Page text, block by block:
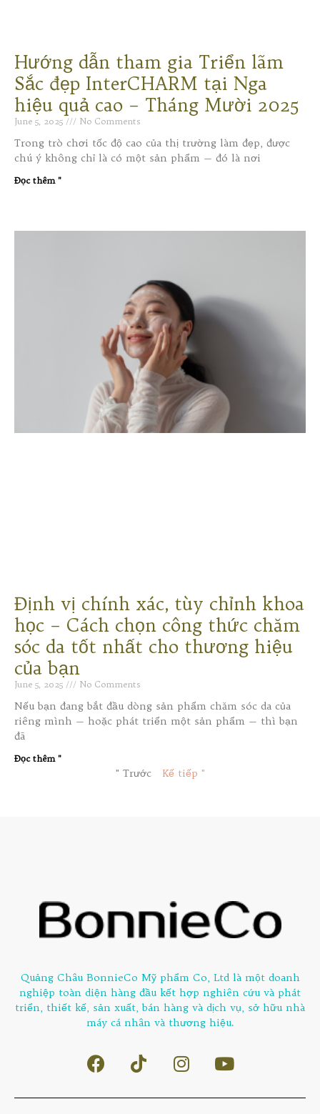
Hướng dẫn tham gia Triển lãm
Sắc đẹp InterCHARM tại Nga
hiệu quả cao – Tháng Mười 2025
June 5, 2025 No Comments
Trong trò chơi tốc độ cao của thị trường làm đẹp, được
chú ý không chỉ là có một sản phẩm — đó là nơi
Đọc thêm "
Định vị chính xác, tùy chỉnh khoa
học – Cách chọn công thức chăm
sóc da tốt nhất cho thương hiệu
của bạn
June 5, 2025 No Comments
Nếu bạn đang bắt đầu dòng sản phẩm chăm sóc da của
riêng mình — hoặc phát triển một sản phẩm — thì bạn
đã
Đọc thêm "
" Trước Kế tiếp "
Quảng Châu BonnieCo Mỹ phẩm Co, Ltd là một doanh
nghiệp toàn diện hàng đầu kết hợp nghiên cứu và phát
triển, thiết kế, sản xuất, bán hàng và dịch vụ, sở hữu nhà
máy cá nhân và thương hiệu.